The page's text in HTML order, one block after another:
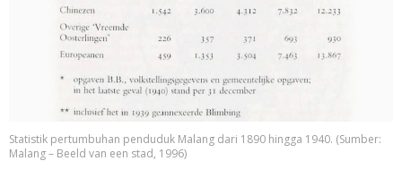
Statistik pertumbuhan penduduk Malang dari 1890 hingga 1940. (Sumber:
Malang – Beeld van een stad, 1996)